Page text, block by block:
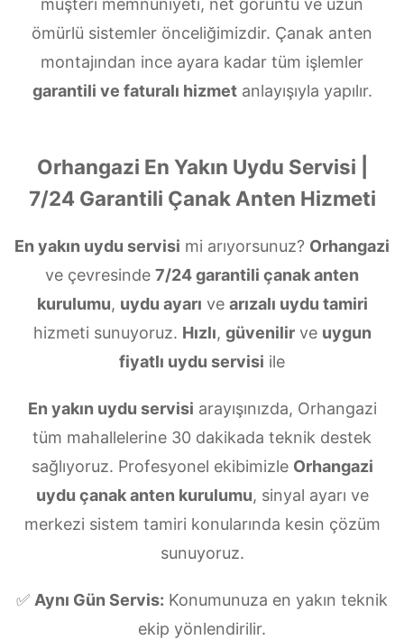
müşteri memnuniyeti, net görüntü ve uzun
ömürlü sistemler önceliğimizdir. Çanak anten
montajından ince ayara kadar tüm işlemler
garantili ve faturalı hizmetanlayışıyla yapılır.
Orhangazi En Yakın Uydu Servisi |
7/24 Garantili Çanak Anten Hizmeti
En yakın uydu servisi mi arıyorsunuz? Orhangazi
ve çevresinde 7/24 garantili çanak anten
kurulumu, uydu ayarı ve arızalı uydu tamiri
hizmeti sunuyoruz. Hızlı, güvenilirve uygun
fiyatlı uydu servisi ile
En yakın uydu servisi arayışınızda, Orhangazi
tüm mahallelerine 30 dakikada teknik destek
sağlıyoruz. Profesyonel ekibimizle Orhangazi
uydu çanak anten kurulumu, sinyal ayarı ve
merkezi sistem tamiri konularında kesin çözüm
sunuyoruz.
✅ Aynı Gün Servis: Konumunuza en yakın teknik
ekip yönlendirilir.